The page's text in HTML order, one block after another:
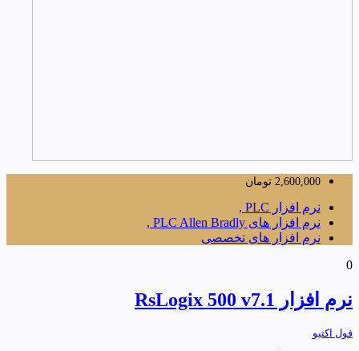
2,600,000 تومان
نرم افزار PLC ,
نرم افزار های PLC Allen Bradly ,
نرم افزار های تخصصی
0
نرم افزار RsLogix 500 v7.1
فول اکتیو